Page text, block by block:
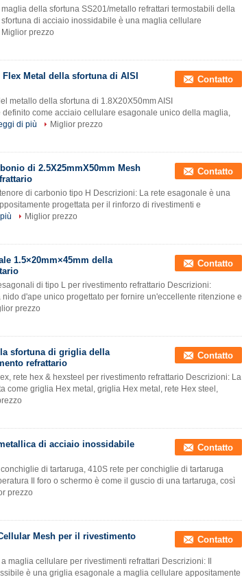
della sfortuna SS201/metallo refrattari termostabili della
di acciaio inossidabile è una maglia cellulare
Miglior prezzo
Metal della sfortuna di AISI
Contatto
metallo della sfortuna di 1.8X20X50mm AISI
come acciaio cellulare esagonale unico della maglia,
di più
Miglior prezzo
di 2.5X25mmX50mm Mesh
Contatto
di carbonio tipo H Descrizioni: La rete esagonale è una
progettata per il rinforzo di rivestimenti e
Miglior prezzo
1.5×20mm×45mm della
Contatto
di tipo L per rivestimento refrattario Descrizioni:
d'ape unico progettato per fornire un'eccellente ritenzione e
prezzo
sfortuna di griglia della
refrattario
Contatto
rete hex & hexsteel per rivestimento refrattario Descrizioni: La
come griglia Hex metal, griglia Hex metal, rete Hex steel,
di acciaio inossidabile
Contatto
di tartaruga, 410S rete per conchiglie di tartaruga
Il foro o schermo è come il guscio di una tartaruga, così
prezzo
Mesh per il rivestimento
Contatto
maglia cellulare per rivestimenti refrattari Descrizioni: Il
è una griglia esagonale a maglia cellulare appositamente